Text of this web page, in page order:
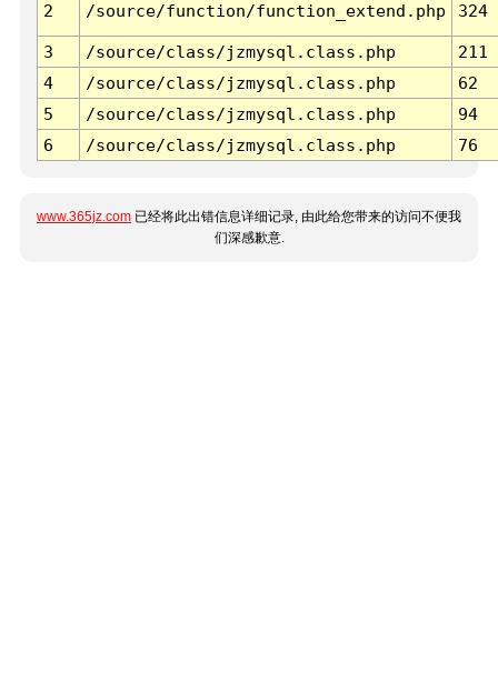
2 /source/function/function_extend.php 324
3 /source/class/jzmysql.class.php
211
4
/source/class/jzmysql.class.php
62
5
/source/class/jzmysql.class.php
94
6
/source/class/jzmysql.class.php 76
www.365jz.com 已经将此出错信息详细记录, 由此给您带来的访问不便我
们深感歉意.